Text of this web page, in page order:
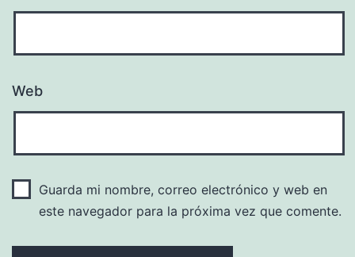
Web
Guarda mi nombre, correo electrónico y web en
este navegador para la próxima vez que comente.